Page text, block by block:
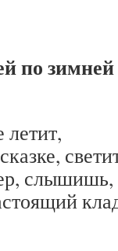
по
слышишь,